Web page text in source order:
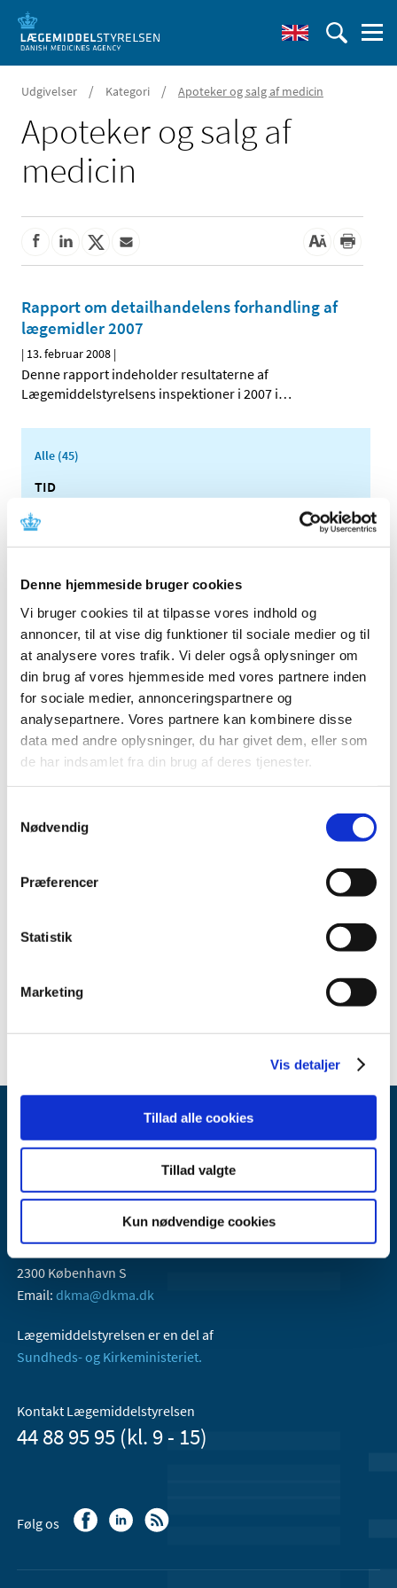
Denne hjemmeside bruger cookies
Vi bruger cookies til at tilpasse vores indhold og
annoncer, til at vise dig funktioner til sociale medier og til
at analysere vores trafik. Vi deler også oplysninger om
din brug af vores hjemmeside med vores partnere inden
for sociale medier, annonceringspartnere og
analysepartnere. Vores partnere kan kombinere disse
data med andre oplysninger, du har givet dem, eller som
de har indsamlet fra din brug af deres tjenester.
Nødvendig
Præferencer
Statistik
Marketing
Vis detaljer
Tillad alle cookies
Tillad valgte
Kun nødvendige cookies
Udgivelser / Kategori / Apoteker og salg af medicin
Apoteker og salg af
medicin
Rapport om detailhandelens forhandling af
lægemidler 2007
| 13. februar 2008 |
Denne rapport indeholder resultaterne af
Lægemiddelstyrelsens inspektioner i 2007 i…
Alle (45)
TID
2021 (2)
2020 (1)
2019 (2)
2018 (3)
2017 (5)
2016 (2)
2015 (1)
2014 (1)
2013 (1)
2011 (2)
2009 (2)
februar (1)
Lægemiddelstyrelsen
2300 København S
Email: dkma@dkma.dk
Lægemiddelstyrelsen er en del af
Sundheds- og Kirkeministeriet.
Kontakt Lægemiddelstyrelsen
44 88 95 95 (kl. 9 - 15)
Følg os